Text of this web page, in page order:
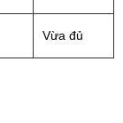
Vừa đủ